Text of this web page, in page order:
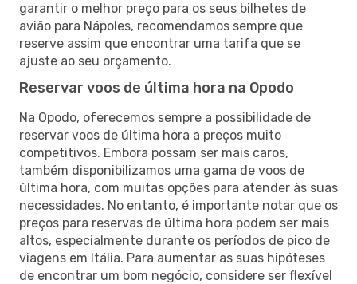
garantir o melhor preço para os seus bilhetes de
avião para Nápoles, recomendamos sempre que
reserve assim que encontrar uma tarifa que se
ajuste ao seu orçamento.
Reservar voos de última hora na Opodo
Na Opodo, oferecemos sempre a possibilidade de
reservar voos de última hora a preços muito
competitivos. Embora possam ser mais caros,
também disponibilizamos uma gama de voos de
última hora, com muitas opções para atender às suas
necessidades. No entanto, é importante notar que os
preços para reservas de última hora podem ser mais
altos, especialmente durante os períodos de pico de
viagens em Itália. Para aumentar as suas hipóteses
de encontrar um bom negócio, considere ser flexível